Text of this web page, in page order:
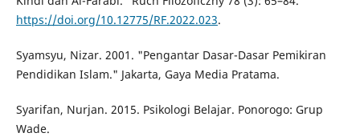
https://doi.org/10.12775/RF.2022.023.
Syamsyu, Nizar. 2001. "Pengantar Dasar-Dasar Pemikiran
Pendidikan Islam." Jakarta, Gaya Media Pratama.
Syarifan, Nurjan. 2015. Psikologi Belajar. Ponorogo: Grup
Wade.